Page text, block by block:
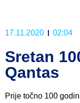
17.11.2020 02:04
Sretan
Qantas
Prije točno 100